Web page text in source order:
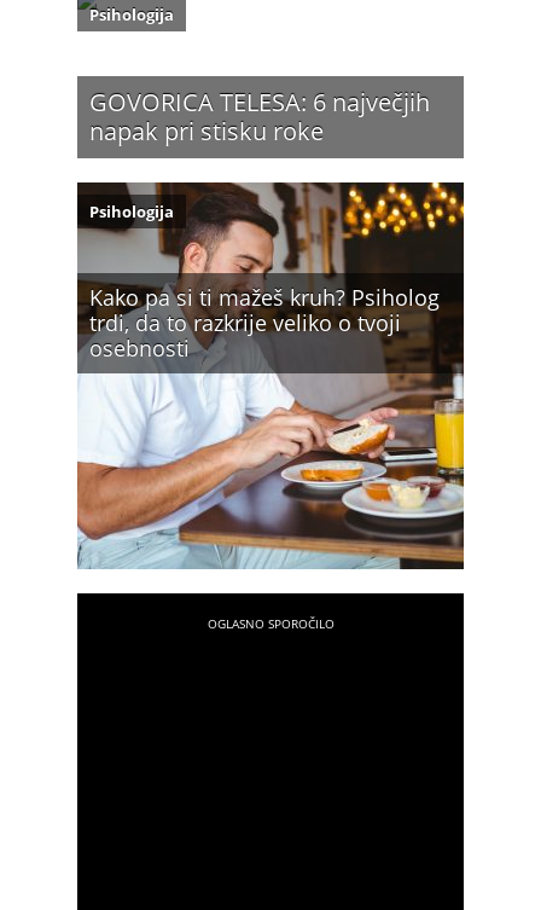
GOVORICA TELESA: 6 največjih
napak pri stisku roke
Psihologija
Kako pa si ti mažeš kruh? Psiholog
trdi, da to razkrije veliko o tvoji
osebnosti
Psihologija